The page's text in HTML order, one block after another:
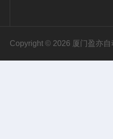
Copyright © 2026 厦门盈亦